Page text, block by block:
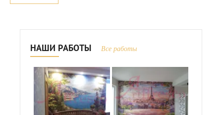
НАШИ РАБОТЫ Все работы